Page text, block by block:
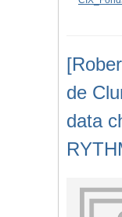
de
data